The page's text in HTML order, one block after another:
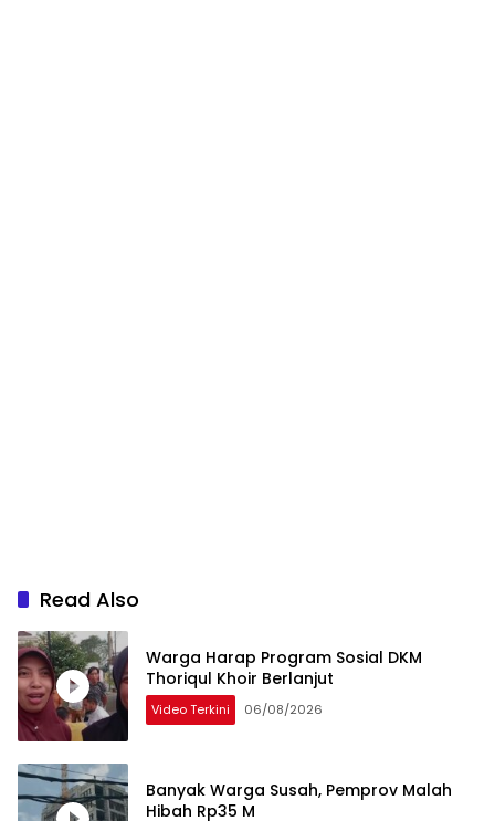
Read Also
Warga Harap Program Sosial DKM
Thoriqul Khoir Berlanjut
Video Terkini 06/08/2026
Banyak Warga Susah, Pemprov Malah
Hibah Rp35 M